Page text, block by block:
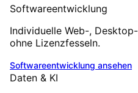
Softwareentwicklung
Individuelle Web-,
ohne Lizenzfesseln.
Softwareentwicklung ansehen
Daten & KI